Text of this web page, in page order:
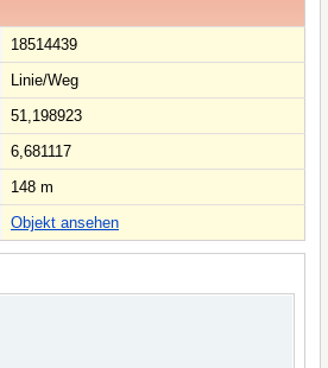
18514439
Linie/Weg
51,198923
6,681117
148 m
Objekt ansehen